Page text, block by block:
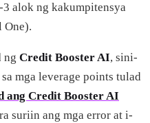
alok ng kakumpitensya
One).
ng Credit Booster AI, sini-
mga leverage points tulad
ang Credit Booster AI
suriin ang mga error at i-